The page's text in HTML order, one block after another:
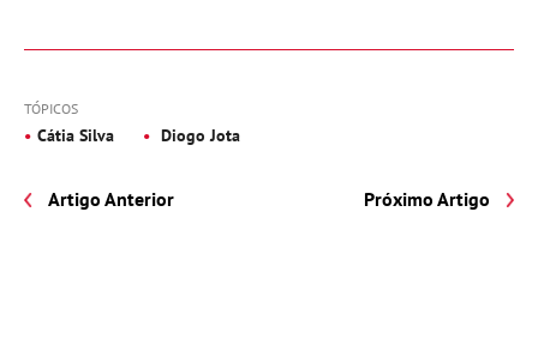
TÓPICOS
Cátia Silva Diogo Jota
Artigo Anterior Próximo Artigo